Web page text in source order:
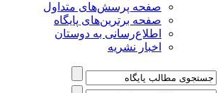
صفحه پرسش‌های متداول
صفحه برترین‌های پایگاه
اطلاع‌رسانی به دوستان
اخبار نشریه